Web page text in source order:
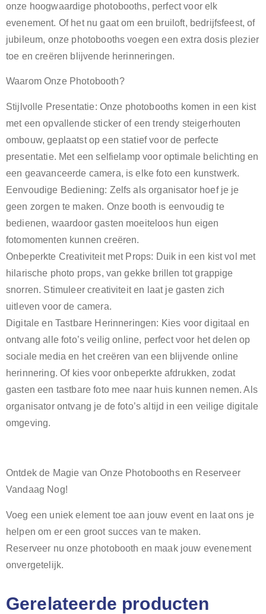
onze hoogwaardige photobooths, perfect voor elk
evenement. Of het nu gaat om een bruiloft, bedrijfsfeest, of
jubileum, onze photobooths voegen een extra dosis plezier
toe en creëren blijvende herinneringen.
Waarom Onze Photobooth?
Stijlvolle Presentatie: Onze photobooths komen in een kist
met een opvallende sticker of een trendy steigerhouten
ombouw, geplaatst op een statief voor de perfecte
presentatie. Met een selfielamp voor optimale belichting en
een geavanceerde camera, is elke foto een kunstwerk.
Eenvoudige Bediening: Zelfs als organisator hoef je je
geen zorgen te maken. Onze booth is eenvoudig te
bedienen, waardoor gasten moeiteloos hun eigen
fotomomenten kunnen creëren.
Onbeperkte Creativiteit met Props: Duik in een kist vol met
hilarische photo props, van gekke brillen tot grappige
snorren. Stimuleer creativiteit en laat je gasten zich
uitleven voor de camera.
Digitale en Tastbare Herinneringen: Kies voor digitaal en
ontvang alle foto’s veilig online, perfect voor het delen op
sociale media en het creëren van een blijvende online
herinnering. Of kies voor onbeperkte afdrukken, zodat
gasten een tastbare foto mee naar huis kunnen nemen. Als
organisator ontvang je de foto’s altijd in een veilige digitale
omgeving.
Ontdek de Magie van Onze Photobooths en Reserveer
Vandaag Nog!
Voeg een uniek element toe aan jouw event en laat ons je
helpen om er een groot succes van te maken.
Reserveer nu onze photobooth en maak jouw evenement
onvergetelijk.
Gerelateerde producten